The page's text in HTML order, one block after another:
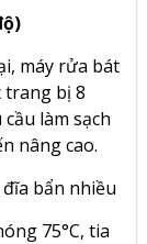
máy rửa bát
trang bị 8
làm sạch
nâng cao.
bẩn nhiều
75°C, tia